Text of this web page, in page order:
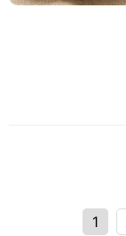
1